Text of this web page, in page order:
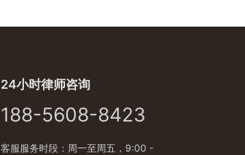
24小时律师咨询
188-5608-8423
客服服务时段：周一至周五，9:00 -